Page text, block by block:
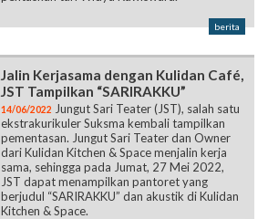
berita
Jalin Kerjasama dengan Kulidan Café,
JST Tampilkan “SARIRAKKU”
14/06/2022 Jungut Sari Teater (JST), salah satu
ekstrakurikuler Suksma kembali tampilkan
pementasan. Jungut Sari Teater dan Owner
dari Kulidan Kitchen & Space menjalin kerja
sama, sehingga pada Jumat, 27 Mei 2022,
JST dapat menampilkan pantoret yang
berjudul “SARIRAKKU” dan akustik di Kulidan
Kitchen & Space.